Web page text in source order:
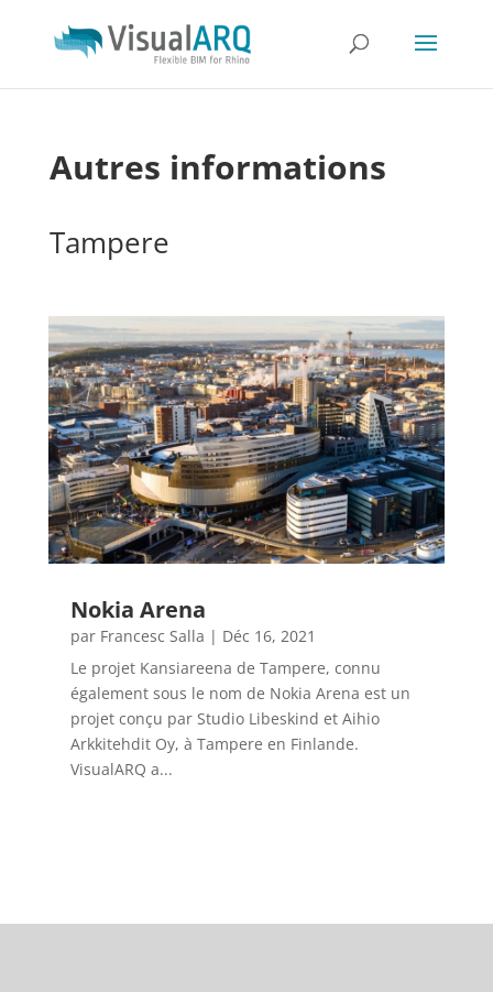
Autres informations
Tampere
Nokia Arena
par Francesc Salla | Déc 16, 2021
Le projet Kansiareena de Tampere, connu
également sous le nom de Nokia Arena est un
projet conçu par Studio Libeskind et Aihio
Arkkitehdit Oy, à Tampere en Finlande.
VisualARQ a...